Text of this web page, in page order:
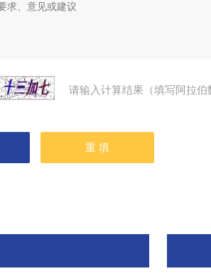
请输入计算结果（填写阿拉